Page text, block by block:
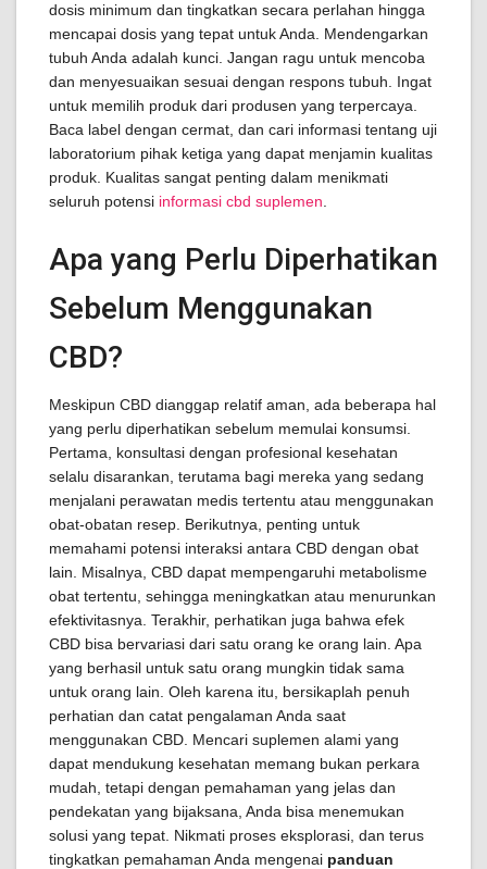
dosis minimum dan tingkatkan secara perlahan hingga
mencapai dosis yang tepat untuk Anda. Mendengarkan
tubuh Anda adalah kunci. Jangan ragu untuk mencoba
dan menyesuaikan sesuai dengan respons tubuh. Ingat
untuk memilih produk dari produsen yang terpercaya.
Baca label dengan cermat, dan cari informasi tentang uji
laboratorium pihak ketiga yang dapat menjamin kualitas
produk. Kualitas sangat penting dalam menikmati
seluruh potensi informasi cbd suplemen
Apa yang Perlu Diperhatikan
Sebelum Menggunakan
CBD?
Meskipun CBD dianggap relatif aman, ada beberapa hal
yang perlu diperhatikan sebelum memulai konsumsi.
Pertama, konsultasi dengan profesional kesehatan
selalu disarankan, terutama bagi mereka yang sedang
menjalani perawatan medis tertentu atau menggunakan
obat-obatan resep. Berikutnya, penting untuk
memahami potensi interaksi antara CBD dengan obat
lain. Misalnya, CBD dapat mempengaruhi metabolisme
obat tertentu, sehingga meningkatkan atau menurunkan
efektivitasnya. Terakhir, perhatikan juga bahwa efek
CBD bisa bervariasi dari satu orang ke orang lain. Apa
yang berhasil untuk satu orang mungkin tidak sama
untuk orang lain. Oleh karena itu, bersikaplah penuh
perhatian dan catat pengalaman Anda saat
menggunakan CBD. Mencari suplemen alami yang
dapat mendukung kesehatan memang bukan perkara
mudah, tetapi dengan pemahaman yang jelas dan
pendekatan yang bijaksana, Anda bisa menemukan
solusi yang tepat. Nikmati proses eksplorasi, dan terus
tingkatkan pemahaman Anda mengenai panduan